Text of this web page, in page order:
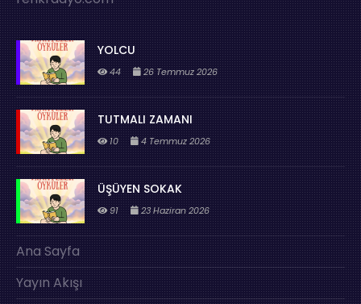
YOLCU
44 26 Temmuz 2026
TUTMALI ZAMANI
10 4 Temmuz 2026
ÜŞÜYEN SOKAK
91 23 Haziran 2026
Ana Sayfa
Yayın Akışı